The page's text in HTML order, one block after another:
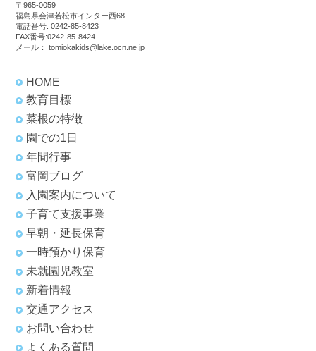
〒965-0059
福島県会津若松市インター西68
電話番号:0242-85-8423
FAX番号:0242-85-8424
メール：tomiokakids@lake.ocn.ne.jp
HOME
教育目標
菜根の特徴
園での1日
年間行事
富岡ブログ
入園案内について
子育て支援事業
早朝・延長保育
一時預かり保育
未就園児教室
新着情報
交通アクセス
お問い合わせ
よくある質問